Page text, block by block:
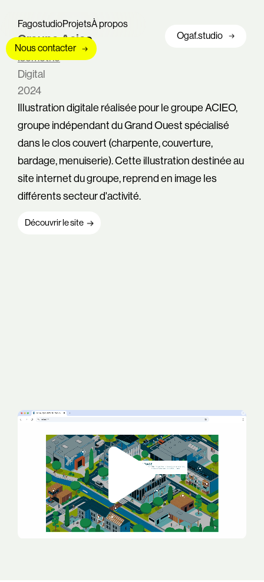
FagostudioProjetsÀ propos
Nous contacter
Ogaf.studio
Groupe Acieo
Isométrie
Digital
2024
Illustration digitale réalisée pour le groupe ACIEO,
groupe indépendant du Grand Ouest spécialisé
dans le clos couvert (charpente, couverture,
bardage, menuiserie). Cette illustration destinée au
site internet du groupe, reprend en image les
différents secteur d'activité.
Découvrir le site